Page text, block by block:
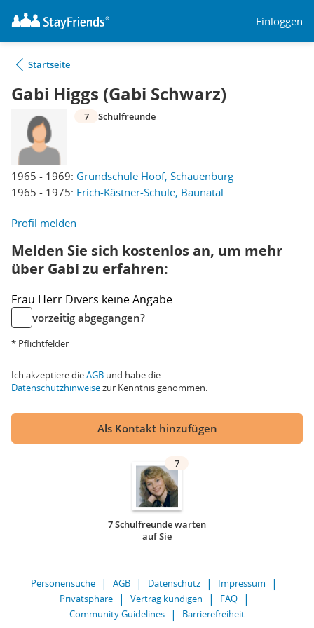
Einloggen
Startseite
Gabi Higgs (Gabi Schwarz)
1965 - 1969: Grundschule Hoof, Schauenburg
1965 - 1975: Erich-Kästner-Schule, Baunatal
7 Schulfreunde
Profil melden
Melden Sie sich kostenlos an, um mehr
über Gabi zu erfahren:
Frau Herr Divers keine Angabe
vorzeitig abgegangen?
* Pflichtfelder
Ich akzeptiere dieAGB und habe die
Datenschutzhinweisezur Kenntnis genommen.
Als Kontakt hinzufügen
7
7 Schulfreunde warten
auf Sie
Personensuche AGB Datenschutz
Impressum
Privatsphäre
Vertrag kündigen
FAQ
Community Guidelines
Barrierefreiheit